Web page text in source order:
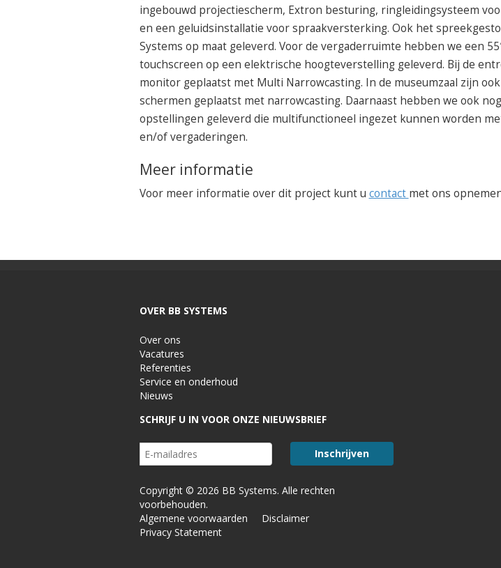
ingebouwd projectiescherm, Extron besturing, ringleidingsysteem
en een geluidsinstallatie voor spraakversterking. Ook het
Systems op maat geleverd. Voor de vergaderruimte hebben we een
touchscreen op een elektrische hoogteverstelling geleverd. Bij de
monitor geplaatst met Multi Narrowcasting. In de museumzaal zijn
schermen geplaatst met narrowcasting. Daarnaast hebben we ook
opstellingen geleverd die multifunctioneel ingezet kunnen worden
en/of vergaderingen.
Meer informatie
Voor meer informatie over dit project kunt u contact met ons
OVER BB SYSTEMS
Over ons
Vacatures
Referenties
Service en onderhoud
Nieuws
SCHRIJF U IN VOOR ONZE NIEUWSBRIEF
Copyright © 2026 BB Systems. Alle rechten
voorbehouden.
Algemene voorwaarden
Disclaimer
Privacy Statement